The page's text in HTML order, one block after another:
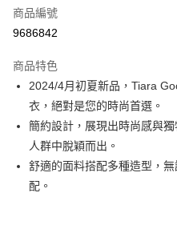
超商取貨付款
Apple Pay
街口支付
悠遊付
Google Pay
商品編號
9686842
商品特色
2024/4月初夏新品，Tiara
衣，絕對是您的時尚首選。
簡約設計，展現出時尚感與
人群中脫穎而出。
舒適的面料搭配多種造型，
配。